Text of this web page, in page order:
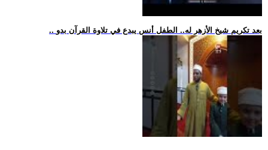
.. بعد تكريم شيخ الأزهر له.. الطفل أنس يبدع في تلاوة القرآن بدو